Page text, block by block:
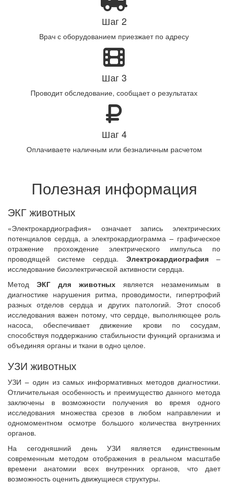
Шаг 2
Врач с оборудованием приезжает по адресу
Шаг 3
Проводит обследование, сообщает о результатах
Шаг 4
Оплачиваете наличным или безналичным расчетом
Полезная информация
ЭКГ животных
«Электрокардиография» означает запись электрических
потенциалов сердца, а электрокардиограмма – графическое
отражение прохождение электрического импульса по
проводящей системе сердца. Электрокардиография –
исследование биоэлектрической активности сердца.
Метод ЭКГ для животных является незаменимым в
диагностике нарушения ритма, проводимости, гипертрофий
разных отделов сердца и других патологий. Этот способ
исследования важен потому, что сердце, выполняющее роль
насоса, обеспечивает движение крови по сосудам,
способствуя поддержанию стабильности функций организма и
объединяя органы и ткани в одно целое.
УЗИ животных
УЗИ – один из самых информативных методов диагностики.
Отличительная особенность и преимущество данного метода
заключены в возможности получения во время одного
исследования множества срезов в любом направлении и
одномоментном осмотре большого количества внутренних
органов.
На сегодняшний день УЗИ является единственным
современным методом отображения в реальном масштабе
времени анатомии всех внутренних органов, что дает
возможность оценить движущиеся структуры.